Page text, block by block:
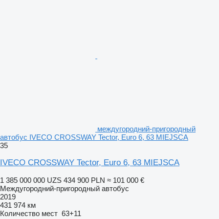
междугородний-пригородный
автобус IVECO CROSSWAY Tector, Euro 6, 63 MIEJSCA
35
IVECO CROSSWAY Tector, Euro 6, 63 MIEJSCA
1 385 000 000 UZS 434 900 PLN ≈ 101 000 €
Междугородний-пригородный автобус
2019
431 974 км
Количество мест 63+11